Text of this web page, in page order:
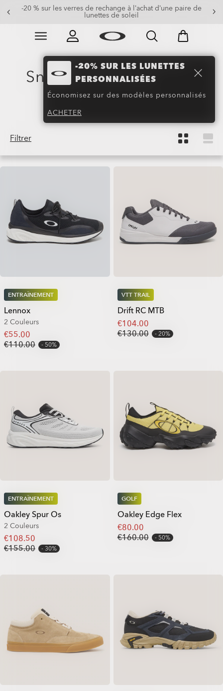
-20% sur les lunettes personnalisées
-20 % sur les verres de rechange à l’achat d’une paire de
lunettes de soleil
Slide 1 of 3. -20% sur les lunettes personnalisées
-20% SUR LES LUNETTES
PERSONNALISÉES
Économisez sur des modèles personnalisés
ACHETER
Sneakers & Baskets en
Promo (26)
Filtrer
ENTRAÎNEMENT
Lennox
2 Couleurs
€55.00
€110.00
50%
VTT TRAIL
Drift RC MTB
€104.00
€130.00
20%
ENTRAÎNEMENT
Oakley Spur Os
2 Couleurs
€108.50
€155.00
30%
GOLF
Oakley Edge Flex
€80.00
€160.00
50%